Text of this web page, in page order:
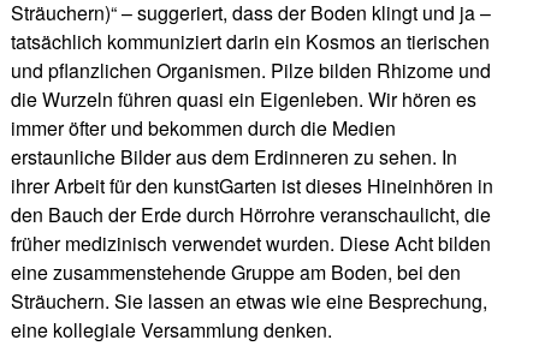
Sträuchern)“ – suggeriert, dass der Boden klingt und ja –
tatsächlich kommuniziert darin ein Kosmos an tierischen
und pflanzlichen Organismen. Pilze bilden Rhizome und
die Wurzeln führen quasi ein Eigenleben. Wir hören es
immer öfter und bekommen durch die Medien
erstaunliche Bilder aus dem Erdinneren zu sehen. In
ihrer Arbeit für den kunstGarten ist dieses Hineinhören in
den Bauch der Erde durch Hörrohre veranschaulicht, die
früher medizinisch verwendet wurden. Diese Acht bilden
eine zusammenstehende Gruppe am Boden, bei den
Sträuchern. Sie lassen an etwas wie eine Besprechung,
eine kollegiale Versammlung denken.